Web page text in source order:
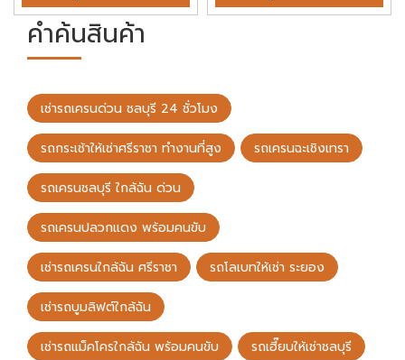
คำค้นสินค้า
เช่ารถเครนด่วน ชลบุรี 24 ชั่วโมง
รถกระเช้าให้เช่าศรีราชา ทำงานที่สูง รถเครนฉะเชิงเทรา
รถเครนชลบุรี ใกล้ฉัน ด่วน
รถเครนปลวกแดง พร้อมคนขับ
เช่ารถเครนใกล้ฉัน ศรีราชา รถโลเบทให้เช่า ระยอง
เช่ารถบูมลิฟต์ใกล้ฉัน
เช่ารถแม็คโครใกล้ฉัน พร้อมคนขับ รถเฮี๊ยบให้เช่าชลบุรี